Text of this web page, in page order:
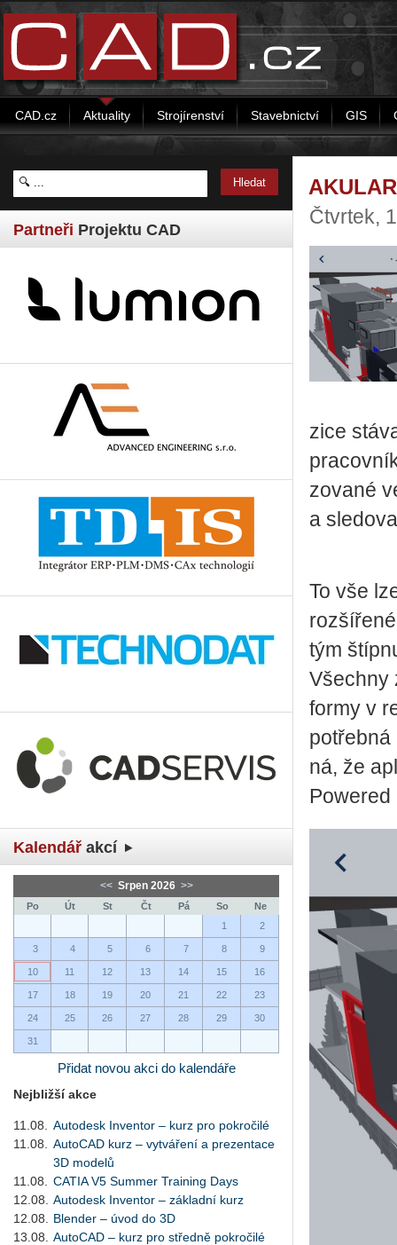
CAD.cz Aktuality Strojírenství Stavebnictví GIS
Partneři Projektu CAD
Kalendář akcí
<< Srpen 2026 >>
Po Út St Čt Pá So
Ne
1
2
3 4 5 6 7 8 9
10 11 12 13 14 15 16
17 18 19 20 21 22 23
24 25 26 27 28 29 30
31
Přidat novou akci do kalendáře
Nejbližší akce
11.08.
Autodesk Inventor – kurz pro pokročilé
11.08.
AutoCAD kurz – vytváření a prezentace
3D modelů
11.08.
CATIA V5 Summer Training Days
12.08.
Autodesk Inventor – základní kurz
12.08.
Blender – úvod do 3D
13.08.
AutoCAD – kurz pro středně pokročilé
Čtvrtek,
zi­ce
zo­va­né
a
To vše
tým
Všech­ny
for­my v
po­třeb­ná
ná, že
Powered